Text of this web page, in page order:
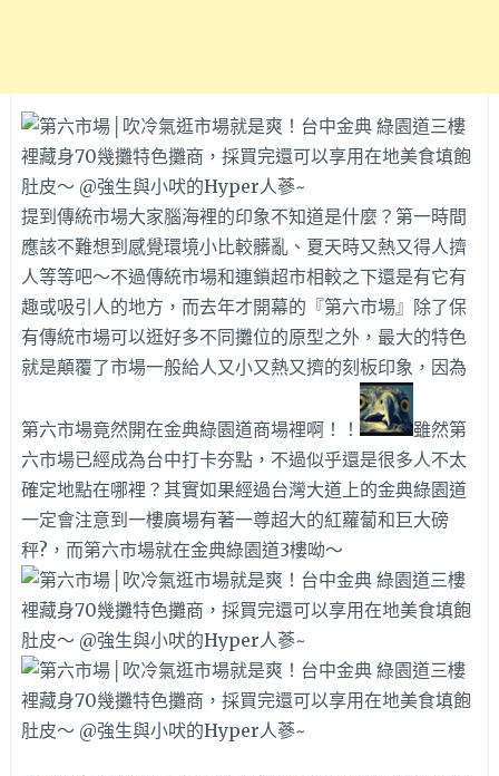
提到傳統市場大家腦海裡的印象不知道是什麼？第一時間
應該不難想到感覺環境小比較髒亂、夏天時又熱又得人擠
人等等吧～不過傳統市場和連鎖超市相較之下還是有它有
趣或吸引人的地方，而去年才開幕的『第六市場』除了保
有傳統市場可以逛好多不同攤位的原型之外，最大的特色
就是顛覆了市場一般給人又小又熱又擠的刻板印象，因為
第六市場竟然開在金典綠園道商場裡啊！！
雖然第
六市場已經成為台中打卡夯點，不過似乎還是很多人不太
確定地點在哪裡？其實如果經過台灣大道上的金典綠園道
一定會注意到一樓廣場有著一尊超大的紅蘿蔔和巨大磅
秤?，而第六市場就在金典綠園道3樓呦～